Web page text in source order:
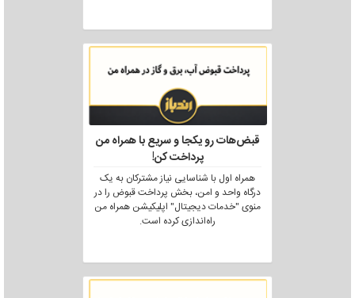
قبض‌هات رو یکجا و سریع با همراه من
پرداخت کن!
همراه اول با شناسایی نیاز مشترکان به یک
درگاه واحد و امن، بخش پرداخت قبوض را در
منوی "خدمات دیجیتال" اپلیکیشن همراه من
راه‌اندازی کرده است.